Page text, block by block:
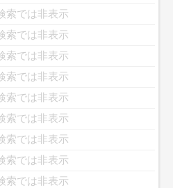
索では非表示
索では非表示
索では非表示
索では非表示
索では非表示
索では非表示
索では非表示
索では非表示
索では非表示